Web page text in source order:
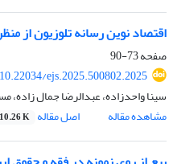
اقتصاد نوین رسانه تلوزیون از
صفحه73-90
10.22034/ejs.2025.500802.2025
سینا واحدزاده، عبدالرضا جمال زاده،
مشاهده مقاله
اصل مقاله K